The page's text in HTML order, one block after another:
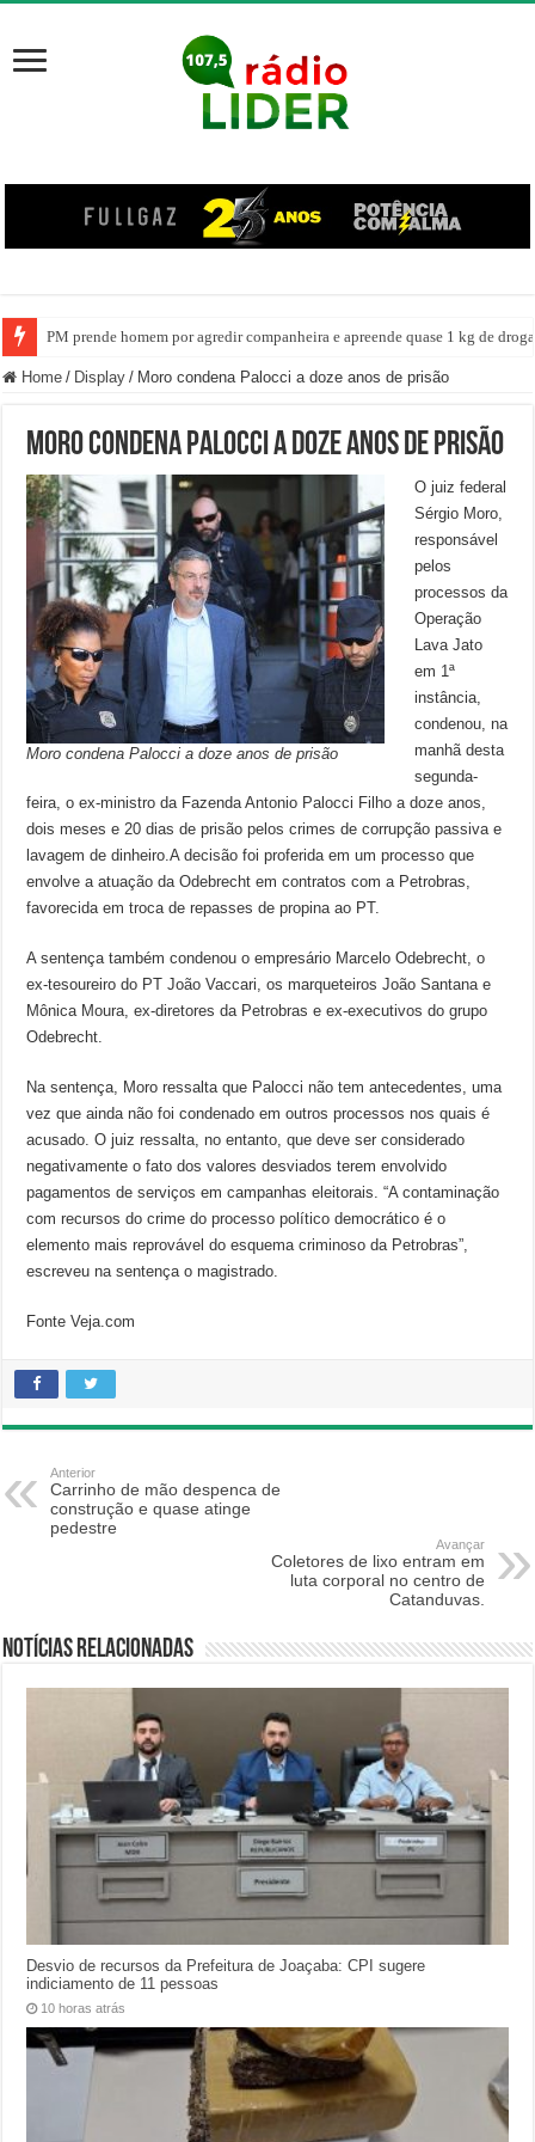
PM prende homem por agredir companheira e apreende quase 1 kg de
Home / Display / Moro condena Palocci a doze anos de prisão
Moro condena Palocci a doze anos de prisão
Moro condena Palocci a doze anos de prisão
O juiz federal
Sérgio Moro,
responsável
pelos
processos da
Operação
Lava Jato
em 1ª
instância,
condenou, na
manhã desta
segunda-
feira, o ex-ministro da Fazenda Antonio Palocci Filho a doze anos,
dois meses e 20 dias de prisão pelos crimes de corrupção passiva e
lavagem de dinheiro.A decisão foi proferida em um processo que
envolve a atuação da Odebrecht em contratos com a Petrobras,
favorecida em troca de repasses de propina ao PT.
A sentença também condenou o empresário Marcelo Odebrecht, o
ex-tesoureiro do PT João Vaccari, os marqueteiros João Santana e
Mônica Moura, ex-diretores da Petrobras e ex-executivos do grupo
Odebrecht.
Na sentença, Moro ressalta que Palocci não tem antecedentes, uma
vez que ainda não foi condenado em outros processos nos quais é
acusado. O juiz ressalta, no entanto, que deve ser considerado
negativamente o fato dos valores desviados terem envolvido
pagamentos de serviços em campanhas eleitorais. “A contaminação
com recursos do crime do processo político democrático é o
elemento mais reprovável do esquema criminoso da Petrobras”,
escreveu na sentença o magistrado.
Fonte Veja.com
Anterior
Carrinho de mão despenca de
construção e quase atinge
pedestre
Avançar
Coletores de lixo entram em
luta corporal no centro de
Catanduvas.
Notícias relacionadas
Desvio de recursos da Prefeitura de Joaçaba: CPI sugere
indiciamento de 11 pessoas
10 horas atrás